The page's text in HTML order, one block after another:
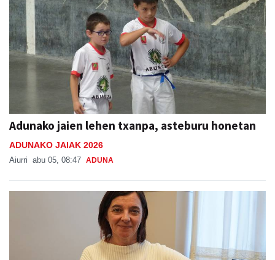
Adunako jaien lehen txanpa, asteburu honetan
ADUNAKO JAIAK 2026
Aiurri abu 05, 08:47 ADUNA